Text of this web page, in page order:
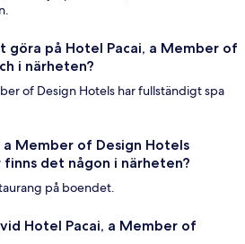
göra på Hotel Pacai, a Member of
i närheten?
of Design Hotels har fullständigt spa
a Member of Design Hotels
det någon i närheten?
på boendet.
Hotel Pacai, a Member of